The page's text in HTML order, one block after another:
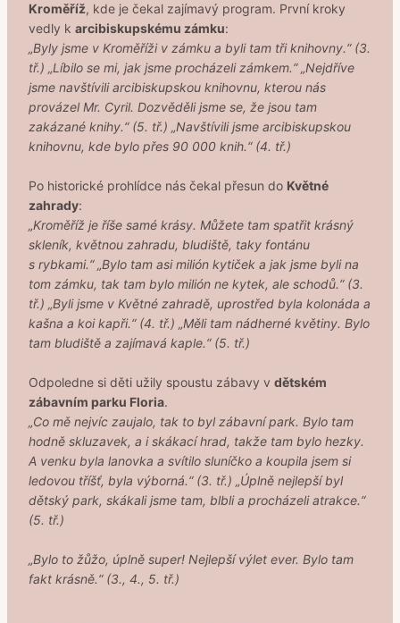
Kroměříž, kde je čekal zajímavý program. První kroky
vedly k arcibiskupskému zámku:
„Byly jsme v Kroměříži v zámku a byli tam tři knihovny.“ (3.
tř.) „Líbilo se mi, jak jsme procházeli zámkem.“ „Nejdříve
jsme navštívili arcibiskupskou knihovnu, kterou nás
provázel Mr. Cyril. Dozvěděli jsme se, že jsou tam
zakázané knihy.“ (5. tř.) „Navštívili jsme arcibiskupskou
knihovnu, kde bylo přes 90 000 knih.“ (4. tř.)
Po historické prohlídce nás čekal přesun do Květné
zahrady:
„Kroměříž je říše samé krásy. Můžete tam spatřit krásný
skleník, květnou zahradu, bludiště, taky fontánu
s rybkami.“ „Bylo tam asi milión kytiček a jak jsme byli na
tom zámku, tak tam bylo milión ne kytek, ale schodů.“ (3.
tř.) „Byli jsme v Květné zahradě, uprostřed byla kolonáda a
kašna a koi kapři.“ (4. tř.) „Měli tam nádherné květiny. Bylo
tam bludiště a zajímavá kaple.“ (5. tř.)
Odpoledne si děti užily spoustu zábavy v dětském
zábavním parku Floria.
„Co mě nejvíc zaujalo, tak to byl zábavní park. Bylo tam
hodně skluzavek, a i skákací hrad, takže tam bylo hezky.
A venku byla lanovka a svítilo sluníčko a koupila jsem si
ledovou tříšť, byla výborná.“ (3. tř.) „Úplně nejlepší byl
dětský park, skákali jsme tam, blbli a procházeli atrakce.“
(5. tř.)
„Bylo to žůžo, úplně super! Nejlepší výlet ever. Bylo tam
fakt krásně.“ (3., 4., 5. tř.)